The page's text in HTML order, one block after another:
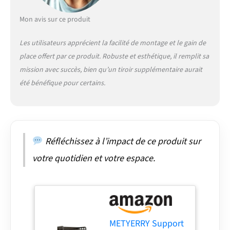
panneaux de particules,
cette étagère de
boulangerie avec
de cuisine 【Étagère de
cuisson peu
encombrante avec
Mesurant 64 cm (L) x 40
cm (l) x 139,7 cm (H), ce
support de micro-ondes
est idéal pour les petites
Mon avis sur ce produit
Les utilisateurs apprécient la facilité de montage et le gain de
place offert par ce produit. Robuste et esthétique, il remplit sa
mission avec succès, bien qu’un tiroir supplémentaire aurait
été bénéfique pour certains.
Réfléchissez à l’impact de ce produit sur
votre quotidien et votre espace.
METYERRY Support